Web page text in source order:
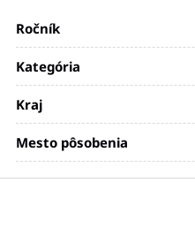
Ročník
Kategória
Kraj
Mesto pôsobenia